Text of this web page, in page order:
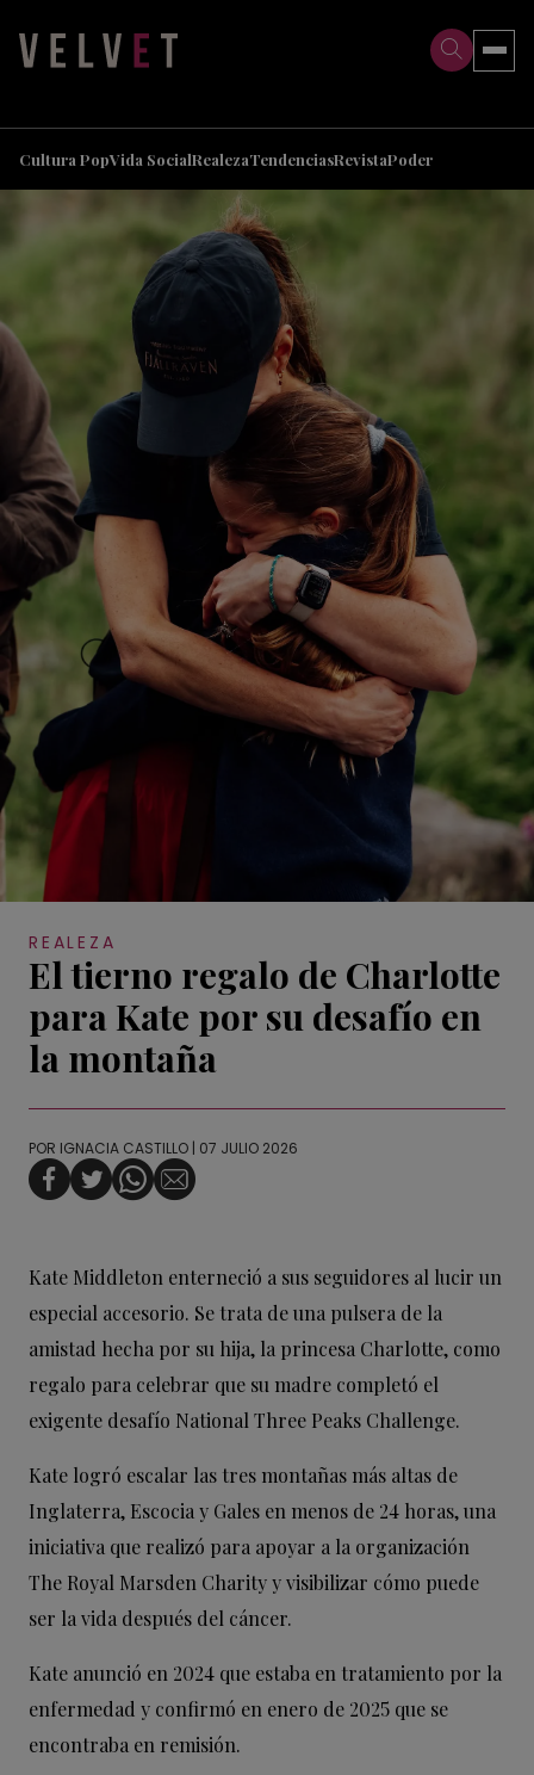
Cultura PopVida SocialRealezaTendenciasRevistaPoder
REALEZA
El tierno regalo de Charlotte
para Kate por su desafío en
la montaña
POR IGNACIA CASTILLO | 07 JULIO 2026
Kate Middleton enterneció a sus seguidores al lucir un
especial accesorio. Se trata de una pulsera de la
amistad hecha por su hija, la princesa Charlotte, como
regalo para celebrar que su madre completó el
exigente desafío National Three Peaks Challenge.
Kate logró escalar las tres montañas más altas de
Inglaterra, Escocia y Gales en menos de 24 horas, una
iniciativa que realizó para apoyar a la organización
The Royal Marsden Charity y visibilizar cómo puede
ser la vida después del cáncer.
Kate anunció en 2024 que estaba en tratamiento por la
enfermedad y confirmó en enero de 2025 que se
encontraba en remisión.